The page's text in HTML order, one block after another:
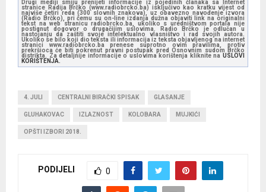
Drugi mediji smiju prenijeti informacije iz pojedinih članaka sa Internet
stranice Radija Brčko (www.radiobrcko.ba) isključivo kao kratku vijest od
najviše četiri reda (300 slovnih znakova), uz obavezno navođenje izvora
(Radio Brčko), pri čemu su on-line izdanja dužna objaviti link na originalni
tekst na web stranicu radiobrcko.ba, ukoliko s uredništvom portala nije
postignut dogovor o drugačijim uslovima. Radio Brčko je odlučan u
nastojanju da zaštiti svoje intelektualno vlasništvo i rad svojih autora.
Ukoliko se bilo koji dio teksta ili informacija iz teksta objavljenog na internet
stranici www.radiobrcko.ba prenese suprotno ovim pravilima, protiv
prekršioca će biti pokrenut pravni postupak pred Osnovnim sudom Brčko
distrikta. Za detaljnije informacije o uslovima korištenja kliknite na USLOVI
KORIŠTENJA.
4. JULI CENTRALNI BIRAČKI SPISAK GLASANJE
GLUHAKOVAC IZLAZNOST KOLOBARA MUJKIĆI
OPŠTI IZBORI 2018.
PODIJELI 0